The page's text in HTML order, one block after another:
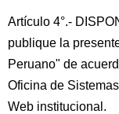
Artículo 4°.-
publique la
Peruano" de
Oficina de
Web institucional.